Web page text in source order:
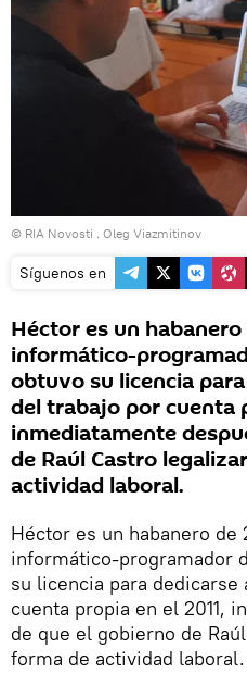
© RIA Novosti . Oleg Viazmitinov
Síguenos en
Héctor es un
informático-
obtuvo su licencia
del trabajo por cuenta
inmediatamente
de Raúl Castro
actividad laboral.
Héctor es un habanero de
informático-programador
su licencia para
cuenta propia en el 2011,
de que el gobierno de
forma de actividad laboral.